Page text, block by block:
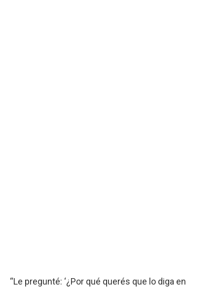
“Le pregunté: ‘¿Por qué querés que lo diga en